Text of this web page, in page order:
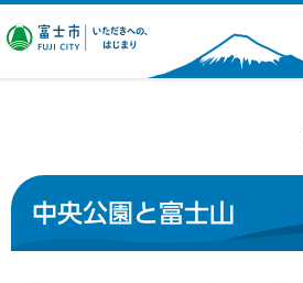
富士市 いただ
中央公園と富士山